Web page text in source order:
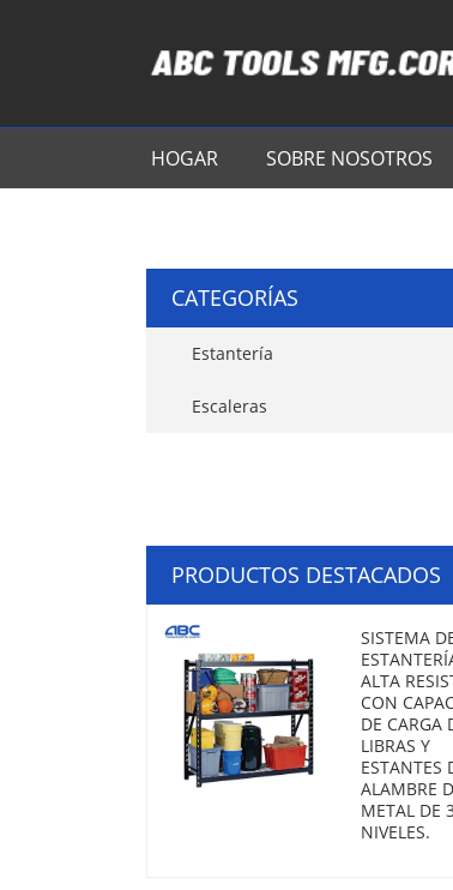
HOGAR SOBRE NOSOTROS
CATEGORÍAS
Estantería
Escaleras
PRODUCTOS DESTACADOS
SISTEMA
ALTA
CON
DE CARGA
LIBRAS Y
ESTANTES
ALAMBRE
METAL DE
NIVELES.